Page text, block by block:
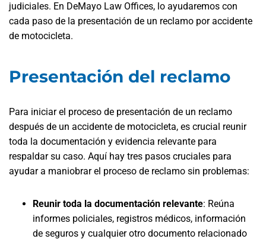
judiciales. En DeMayo Law Offices, lo ayudaremos con
cada paso de la presentación de un reclamo por accidente
de motocicleta.
Presentación del reclamo
Para iniciar el proceso de presentación de un reclamo
después de un accidente de motocicleta, es crucial reunir
toda la documentación y evidencia relevante para
respaldar su caso. Aquí hay tres pasos cruciales para
ayudar a maniobrar el proceso de reclamo sin problemas:
Reunir toda la documentación relevante: Reúna
informes policiales, registros médicos, información
de seguros y cualquier otro documento relacionado